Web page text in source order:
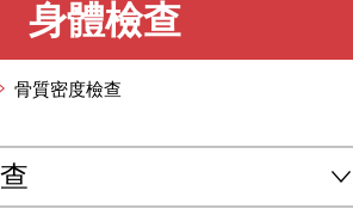
身體檢查
骨質密度檢查